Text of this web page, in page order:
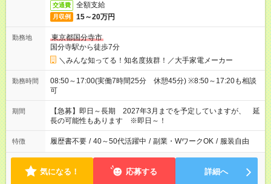
交通費 全額支給
月収例 15～20万円
勤務地
東京都国分寺市
国分寺駅から徒歩7分
＼みんな知ってる！知名度抜群！／大手家電メーカー
勤務時間
08:50～17:00(実働7時間25分 休憩45分) ※8:50～17:20も相談
可
期間
【急募】即日～長期 2027年3月までを予定していますが、 延
長の可能性もあります ※即日～！
特徴 履歴書不要 / 40～50代活躍中 / 副業・WワークOK / 服装自由
気になる！ 応募する 詳細へ